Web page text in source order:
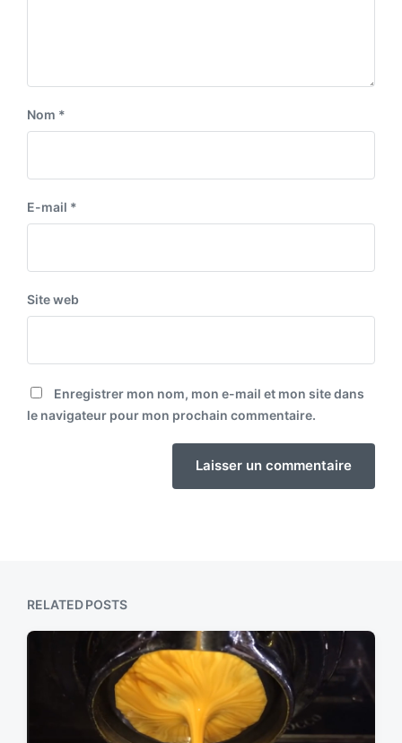
Nom *
E-mail *
Site web
Enregistrer mon nom, mon e-mail et mon site dans
le navigateur pour mon prochain commentaire.
RELATED POSTS